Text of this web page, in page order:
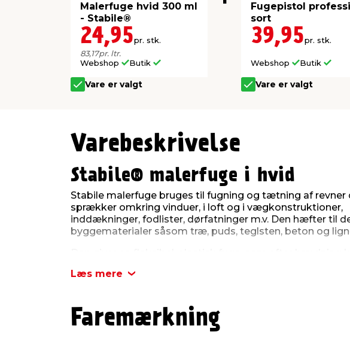
Malerfuge hvid 300 ml
- Stabile®
24,95pr. stk.
83,17pr. ltr.
Webshop
Butik
Vare er valgt
Fugepistol
sort
39,95pr. stk.
Webshop Butik
Vare er valgt
Varebeskrivelse
Stabile® malerfuge i hvid
Stabile malerfuge bruges til fugning og tætning af revner
sprækker omkring vinduer, i loft og i vægkonstruktioner,
inddækninger, fodlister, dørfatninger m.v. Den hæfter til
byggematerialer såsom træ, puds, teglsten, beton og
og PA, ligesom den ikke kan anvendes på steder, der er
Den er hvid og indeholder 300 ml.
Læs mere
Faremærkning